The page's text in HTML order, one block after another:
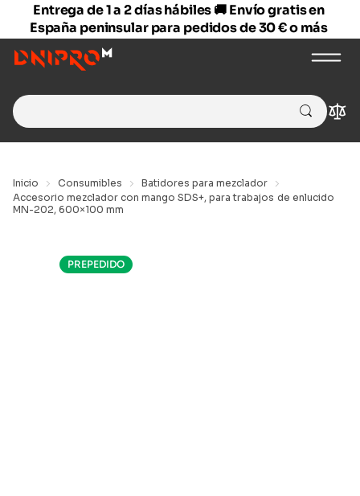
Entrega de 1 a 2 días hábiles 🚚 Envío gratis en
España peninsular para pedidos de 30 € o más
Search
for:
Inicio Consumibles
Batidores para mezclador
Accesorio mezclador con mango SDS+, para trabajos de enlucido
MN-202, 600×100 mm
PREPEDIDO